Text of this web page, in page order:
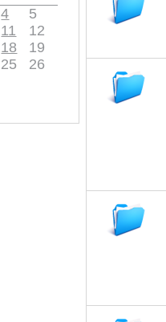
4
5
11
12
18
19
25
26